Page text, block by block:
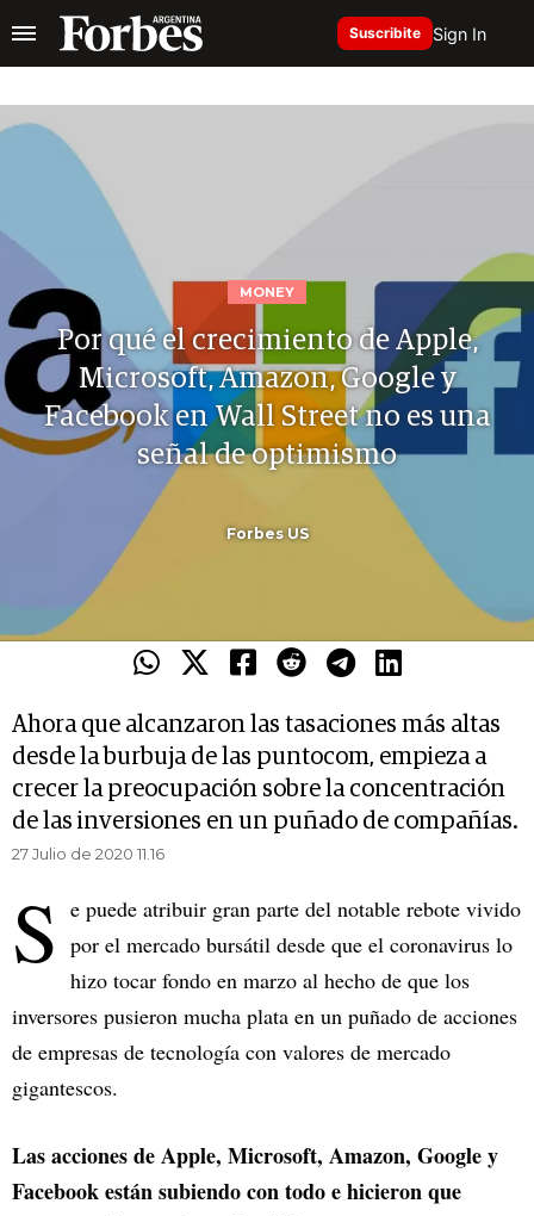
Suscribite Sign In
MONEY
Por qué el crecimiento de Apple,
Microsoft, Amazon, Google y
Facebook en Wall Street no es una
señal de optimismo
Forbes US
Ahora que alcanzaron las tasaciones más altas
desde la burbuja de las puntocom, empieza a
crecer la preocupación sobre la concentración
de las inversiones en un puñado de compañías.
27 Julio de 2020 11.16
S e puede atribuir gran parte del notable rebote vivido
por el mercado bursátil desde que el coronavirus lo
hizo tocar fondo en marzo al hecho de que los
inversores pusieron mucha plata en un puñado de acciones
de empresas de tecnología con valores de mercado
gigantescos.
Las acciones de Apple, Microsoft, Amazon, Google y
Facebook están subiendo con todo e hicieron que